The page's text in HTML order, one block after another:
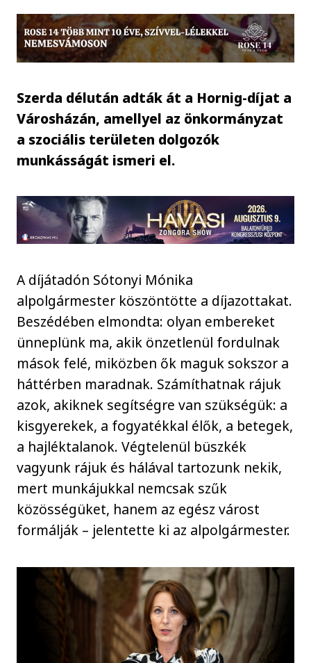
Szerda délután adták át a Hornig-díjat a
Városházán, amellyel az önkormányzat
a szociális területen dolgozók
munkásságát ismeri el.
A díjátadón Sótonyi Mónika
alpolgármester köszöntötte a díjazottakat.
Beszédében elmondta: olyan embereket
ünneplünk ma, akik önzetlenül fordulnak
mások felé, miközben ők maguk sokszor a
háttérben maradnak. Számíthatnak rájuk
azok, akiknek segítségre van szükségük: a
kisgyerekek, a fogyatékkal élők, a betegek,
a hajléktalanok. Végtelenül büszkék
vagyunk rájuk és hálával tartozunk nekik,
mert munkájukkal nemcsak szűk
közösségüket, hanem az egész várost
formálják – jelentette ki az alpolgármester.